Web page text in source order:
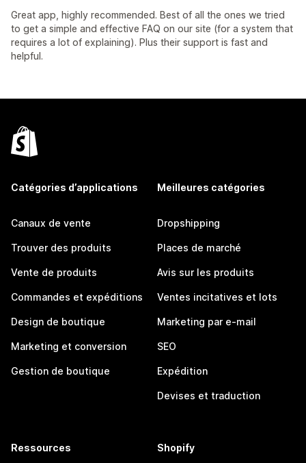
Great app, highly recommended. Best of all the ones we tried
to get a simple and effective FAQ on our site (for a system that
requires a lot of explaining). Plus their support is fast and
helpful.
Catégories d’applications
Canaux de vente
Trouver des produits
Vente de produits
Commandes et expéditions
Design de boutique
Marketing et conversion
Gestion de boutique
Meilleures catégories
Dropshipping
Places de marché
Avis sur les produits
Ventes incitatives et lots
Marketing par e-mail
SEO
Expédition
Devises et traduction
Ressources Shopify